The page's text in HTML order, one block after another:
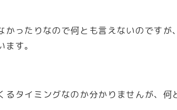
かったりなので何とも言えないのですが
す。
るタイミングなのか分かりませんが、何